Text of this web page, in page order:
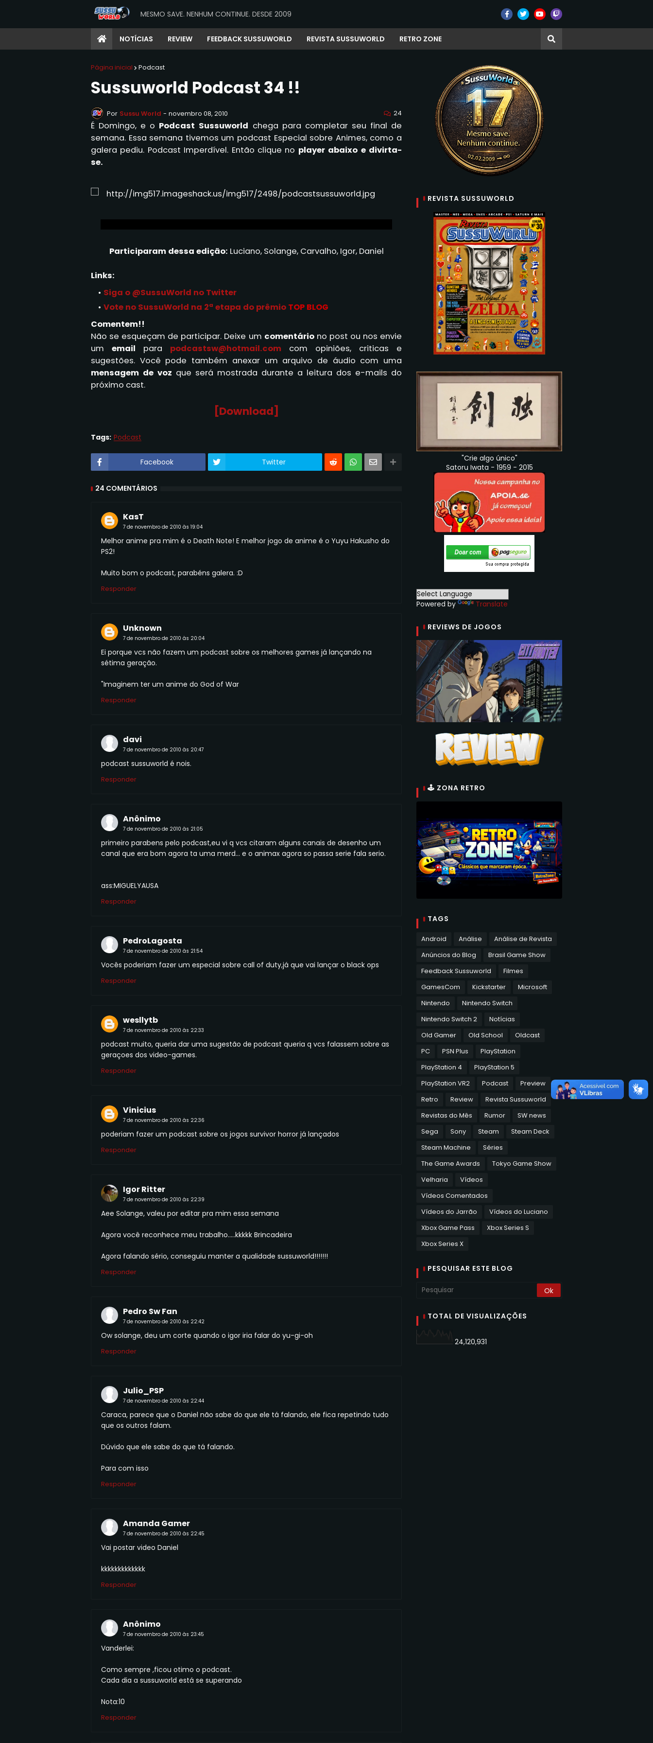
MESMO SAVE. NENHUM CONTINUE. DESDE 2009
NOTÍCIAS REVIEW FEEDBACK SUSSUWORLD REVISTA SUSSUWORLD RETRO ZONE
Página inicial Podcast
Sussuworld Podcast 34 !!
Por Sussu World - novembro 08, 2010 24
É Domingo, e o Podcast Sussuworld chega para completar seu final de
semana. Essa semana tivemos um podcast Especial sobre Animes, como a
galera pediu. Podcast Imperdível. Então clique no player abaixo e divirta-
se.
Participaram dessa edição: Luciano, Solange, Carvalho, Igor, Daniel
Links:
Siga o @SussuWorld no Twitter
Vote no SussuWorld na 2ª etapa do prêmio TOP BLOG
Comentem!!
Não se esqueçam de participar. Deixe um comentáriono post ou nos envie
um email para podcastsw@hotmail.com com opiniões, criticas e
sugestões. Você pode também anexar um arquivo de áudio com uma
mensagem de voz que será mostrada durante a leitura dos e-mails do
próximo cast.
[Download]
Tags: Podcast
Facebook Twitter
24 COMENTÁRIOS
KasT
7 de novembro de 2010 às 19:04
Melhor anime pra mim é o Death Note! E melhor jogo de anime é o Yuyu Hakusho do
PS2!
Muito bom o podcast, parabéns galera. :D
Responder
Unknown
7 de novembro de 2010 às 20:04
Ei porque vcs não fazem um podcast sobre os melhores games já lançando na
sétima geração.
"Imaginem ter um anime do God of War
Responder
davi
7 de novembro de 2010 às 20:47
podcast sussuworld é nois.
Responder
Anônimo
7 de novembro de 2010 às 21:05
primeiro parabens pelo podcast,eu vi q vcs citaram alguns canais de desenho um
canal que era bom agora ta uma merd... e o animax agora so passa serie fala serio.
ass:MIGUELYAUSA
Responder
PedroLagosta
7 de novembro de 2010 às 21:54
Vocês poderiam fazer um especial sobre call of duty,já que vai lançar o black ops
Responder
wesllytb
7 de novembro de 2010 às 22:33
podcast muito, queria dar uma sugestão de podcast queria q vcs falassem sobre as
geraçoes dos video-games.
Responder
Vinicius
7 de novembro de 2010 às 22:36
poderiam fazer um podcast sobre os jogos survivor horror já lançados
Responder
Igor Ritter
7 de novembro de 2010 às 22:39
Aee Solange, valeu por editar pra mim essa semana
Agora você reconhece meu trabalho.....kkkkk Brincadeira
Agora falando sério, conseguiu manter a qualidade sussuworld!!!!!!!
Responder
Pedro Sw Fan
7 de novembro de 2010 às 22:42
Ow solange, deu um corte quando o igor iria falar do yu-gi-oh
Responder
Julio_PSP
7 de novembro de 2010 às 22:44
Caraca, parece que o Daniel não sabe do que ele tá falando, ele fica repetindo tudo
que os outros falam.
Dúvido que ele sabe do que tá falando.
Para com isso
Responder
Amanda Gamer
7 de novembro de 2010 às 22:45
Vai postar video Daniel
kkkkkkkkkkkkk
Responder
Anônimo
7 de novembro de 2010 às 23:45
Vanderlei:
Como sempre ,ficou otimo o podcast.
Cada dia a sussuworld está se superando
Nota:10
Responder
REVISTA SUSSUWORLD
"Crie algo único"
Satoru Iwata - 1959 - 2015
Powered by Translate
REVIEWS DE JOGOS
🕹 ZONA RETRO
TAGS
Android Análise
Análise de Revista
Anúncios do Blog
Brasil Game Show
Feedback Sussuworld
Filmes
GamesCom
Kickstarter
Microsoft
Nintendo
Nintendo Switch
Nintendo Switch 2
Notícias
Old Gamer
Old School
Oldcast
PC
PSN Plus
PlayStation
PlayStation 4
PlayStation 5
PlayStation VR2
Podcast
Preview
Retro
Review
Revista Sussuworld
Revistas do Mês
Rumor
SW news
Sega
Sony Steam
Steam Deck
Steam Machine
Séries
The Game Awards
Tokyo Game Show
Velharia
Vídeos
Vídeos Comentados
Vídeos do Jarrão
Vídeos do Luciano
Xbox Game Pass
Xbox Series S
Xbox Series X
PESQUISAR ESTE BLOG
TOTAL DE VISUALIZAÇÕES
24,120,931